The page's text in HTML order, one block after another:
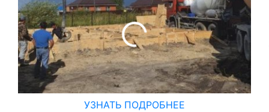
УЗНАТЬ ПОДРОБНЕЕ